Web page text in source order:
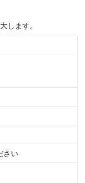
します。
さい